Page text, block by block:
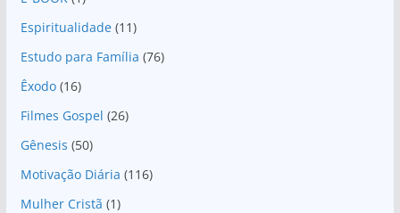
Espiritualidade(11)
Estudo para Família (76)
Êxodo(16)
Filmes Gospel (26)
Gênesis (50)
Motivação Diária (116)
Mulher Cristã (1)